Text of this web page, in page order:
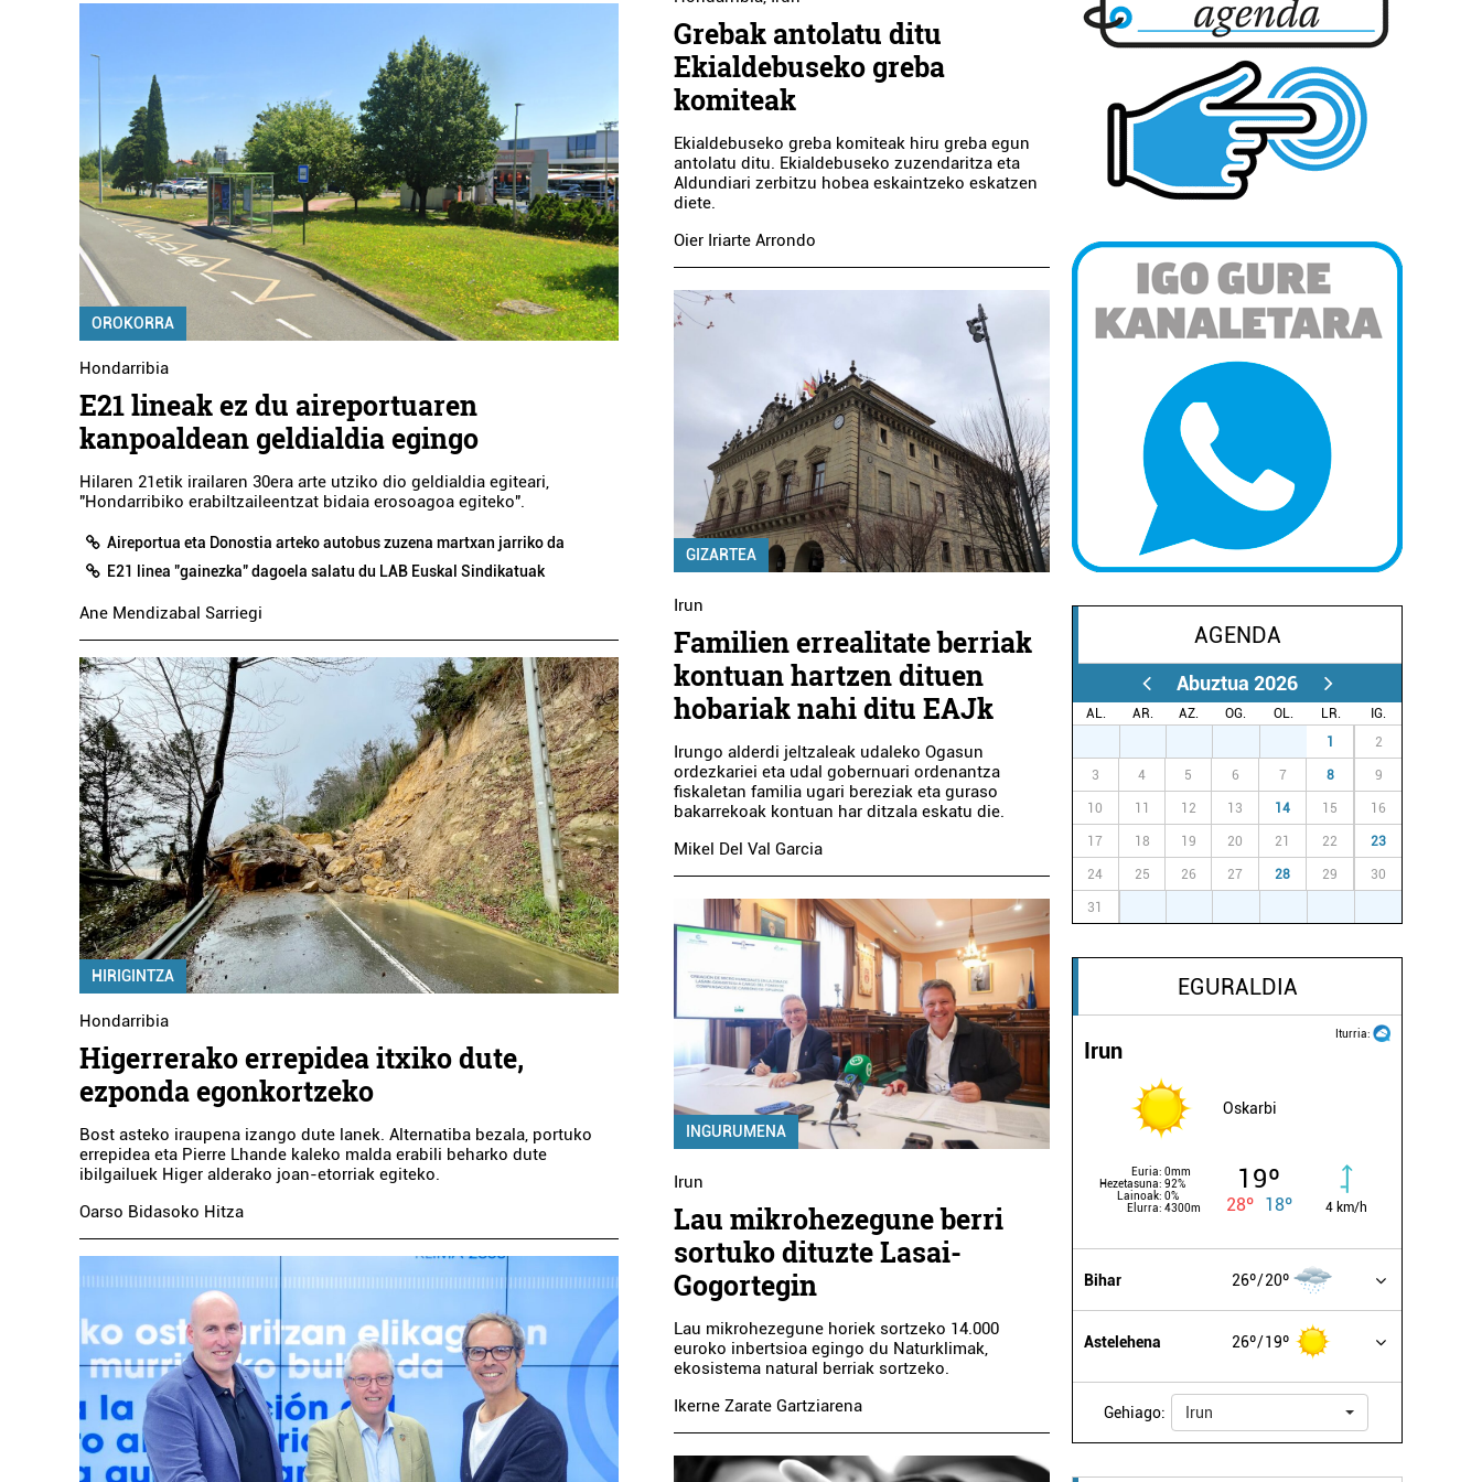
OROKORRA
Hondarribia
E21 lineak ez du aireportuaren
kanpoaldean geldialdia egingo
Hilaren 21etik irailaren 30era arte utziko dio geldialdia egiteari,
"Hondarribiko erabiltzaileentzat bidaia erosoagoa egiteko".
Aireportua eta Donostia arteko autobus zuzena martxan jarriko da
E21 linea "gainezka" dagoela salatu du LAB Euskal Sindikatuak
Ane Mendizabal Sarriegi
HIRIGINTZA
Hondarribia
Higerrerako errepidea itxiko dute,
ezponda egonkortzeko
Bost asteko iraupena izango dute lanek. Alternatiba bezala, portuko
errepidea eta Pierre Lhande kaleko malda erabili beharko dute
ibilgailuek Higer alderako joan-etorriak egiteko.
Oarso Bidasoko Hitza
Grebak antolatu ditu
Ekialdebuseko greba
komiteak
Ekialdebuseko greba komiteak hiru greba egun
antolatu ditu. Ekialdebuseko zuzendaritza eta
Aldundiari zerbitzu hobea eskaintzeko eskatzen
diete.
Oier Iriarte Arrondo
GIZARTEA
Irun
Familien errealitate berriak
kontuan hartzen dituen
hobariak nahi ditu EAJk
Irungo alderdi jeltzaleak udaleko Ogasun
ordezkariei eta udal gobernuari ordenantza
fiskaletan familia ugari bereziak eta guraso
bakarrekoak kontuan har ditzala eskatu die.
Mikel Del Val Garcia
INGURUMENA
Irun
Lau mikrohezegune berri
sortuko dituzte Lasai-
Gogortegin
Lau mikrohezegune horiek sortzeko 14.000
euroko inbertsioa egingo du Naturklimak,
ekosistema natural berriak sortzeko.
Ikerne Zarate Gartziarena
AGENDA
Abuztua 2026
AL. AR. AZ. OG. OL. LR.
IG.
1 2
3 4 5 6 7 8 9
10 11 12 13 14 15 16
17 18 19 20 21 22 23
24 25 26 27 28 29 30
31
EGURALDIA
Iturria:
Irun
Oskarbi
Euria: 0mm
Hezetasuna: 92%
Lainoak: 0%
Elurra: 4300m
19º
28º 18º 4 km/h
Bihar 26º 20º
Astelehena 26º 19º
Gehiago: Irun